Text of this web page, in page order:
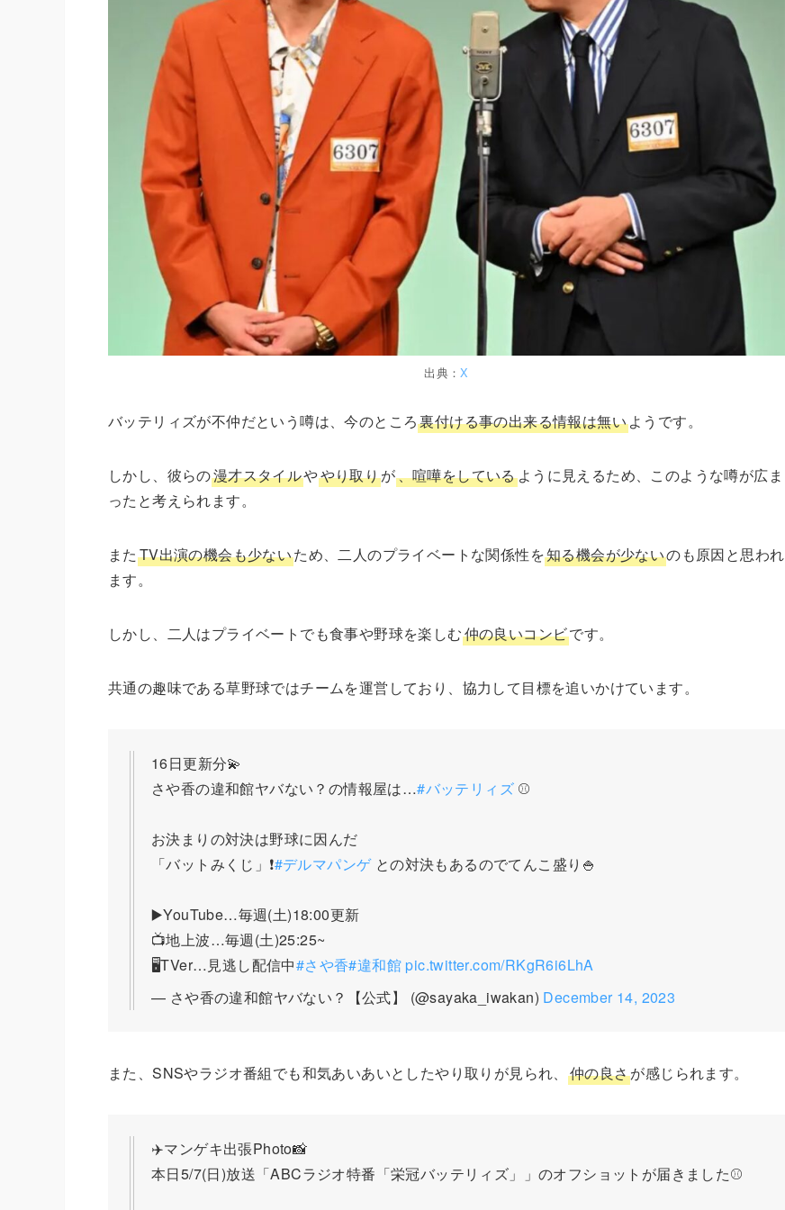
出典：X
バッテリィズが不仲だという噂は、今のところ裏付ける事の出来る情報は無いようです。
しかし、彼らの漫才スタイルややり取りが、喧嘩をしているように見えるため、このような噂が広ま
ったと考えられます。
また TV出演の機会も少ないため、二人のプライベートな関係性を知る機会が少ないのも原因と思われ
ます。
しかし、二人はプライベートでも食事や野球を楽しむ仲の良いコンビです。
共通の趣味である草野球ではチームを運営しており、協力して目標を追いかけています。
16日更新分💫
さや香の違和館ヤバない？の情報屋は…#バッテリィズ ⚾️
お決まりの対決は野球に因んだ
「バットみくじ」❗️#デルマパンゲとの対決もあるのでてんこ盛り🍚
▶️YouTube…毎週(土)18:00更新
📺地上波…毎週(土)25:25~
🖥TVer…見逃し配信中#さや香#違和館 pic.twitter.com/RKgR6i6LhA
— さや香の違和館ヤバない？【公式】 (@sayaka_iwakan) December 14, 2023
また、SNSやラジオ番組でも和気あいあいとしたやり取りが見られ、 仲の良さが感じられます。
✈️マンゲキ出張Photo📸
本日5/7(日)放送「ABCラジオ特番「栄冠バッテリィズ」」のオフショットが届きました⚾️